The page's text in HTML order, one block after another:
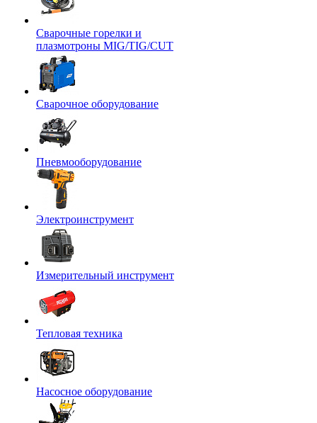
Сварочные горелки и
плазмотроны MIG/TIG/CUT
Сварочное оборудование
Пневмооборудование
Электроинструмент
Измерительный инструмент
Тепловая техника
Насосное оборудование